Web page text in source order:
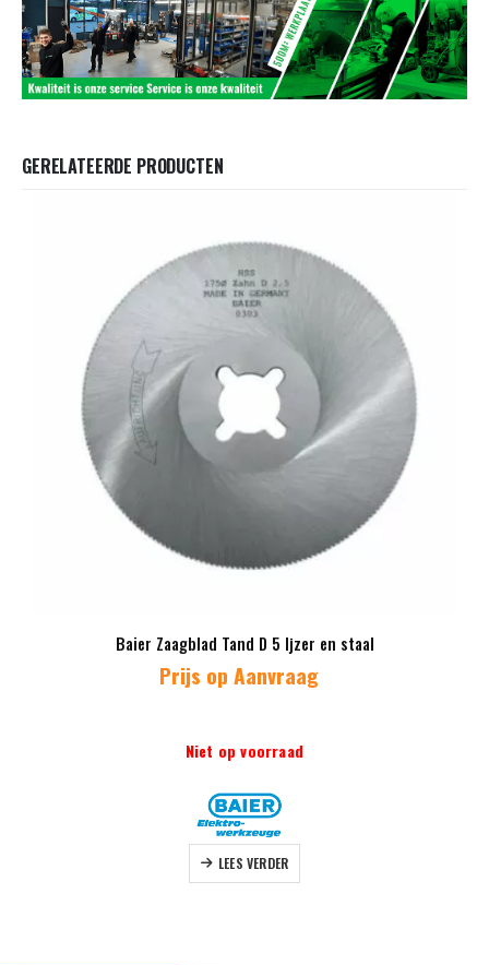
GERELATEERDE PRODUCTEN
Baier Zaagblad Tand D 5 Ijzer en staal
Prijs op Aanvraag
Niet op voorraad
LEES VERDER